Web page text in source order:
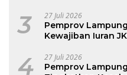
3 27 Juli 2026
Pemprov
Kewajiban Iuran
4 27 Juli 2026
Pemprov